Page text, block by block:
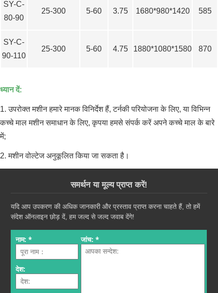
SY-C-
80-90
25-300 5-60 3.75 1680*980*1420 585
SY-C-
90-110
25-300 5-60 4.75 1880*1080*1580 870
ध्यान दें:
1. उपरोक्त मशीन हमारे मानक विनिर्देश हैं, टर्नकी परियोजना के लिए, या विभिन्न
कच्चे माल मशीन समाधान के लिए, कृपया हमसे संपर्क करें अपने कच्चे माल के बारे
में;
2. मशीन वोल्टेज अनुकूलित किया जा सकता है।
समर्थन या मूल्य प्राप्त करें!
यदि आप उपकरण की अधिक जानकारी और प्रस्ताव प्राप्त करना चाहते हैं, तो हमें
संदेश ऑनलाइन छोड़ दें, हम जल्द से जल्द जवाब देंगे!